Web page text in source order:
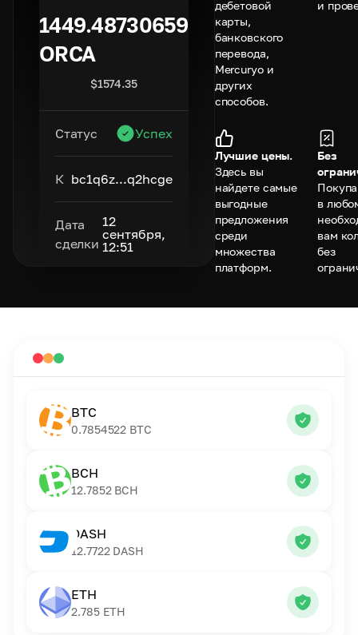
1449.48730659
ORCA
$1574.35
Статус Успех
К bc1q6z...q2hcge
Дата
сделки
12
сентября,
12:51
дебетовой
карты,
банковского
перевода,
Mercuryo и
других
способов.
и
Лучшие цены.
Здесь вы
найдете самые
выгодные
предложения
среди
множества
платформ.
Без
в
вам
без
BTC
0.7854522 BTC
BCH
12.7852 BCH
DASH
12.7722 DASH
ETH
2.785 ETH